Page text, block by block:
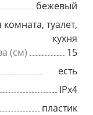
бежевый
туалет,
кухня
(см)
15
есть
IPx4
пластик